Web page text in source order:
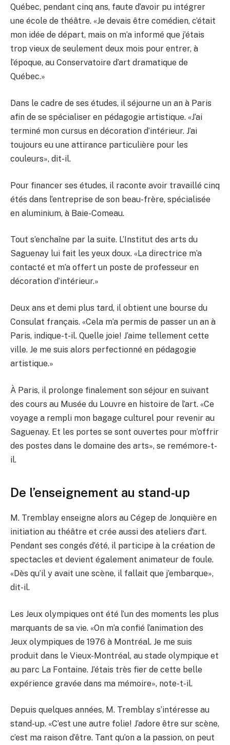
Québec, pendant cinq ans, faute d’avoir pu intégrer
une école de théâtre. «Je devais être comédien, c’était
mon idée de départ, mais on m’a informé que j’étais
trop vieux de seulement deux mois pour entrer, à
l’époque, au Conservatoire d’art dramatique de
Québec.»
Dans le cadre de ses études, il séjourne un an à Paris
afin de se spécialiser en pédagogie artistique. «J’ai
terminé mon cursus en décoration d’intérieur. J’ai
toujours eu une attirance particulière pour les
couleurs», dit-il.
Pour financer ses études, il raconte avoir travaillé cinq
étés dans l’entreprise de son beau-frère, spécialisée
en aluminium, à Baie-Comeau.
Tout s’enchaîne par la suite. L’Institut des arts du
Saguenay lui fait les yeux doux. «La directrice m’a
contacté et m’a offert un poste de professeur en
décoration d’intérieur.»
Deux ans et demi plus tard, il obtient une bourse du
Consulat français. «Cela m’a permis de passer un an à
Paris, indique-t-il. Quelle joie! J’aime tellement cette
ville. Je me suis alors perfectionné en pédagogie
artistique.»
À Paris, il prolonge finalement son séjour en suivant
des cours au Musée du Louvre en histoire de l’art. «Ce
voyage a rempli mon bagage culturel pour revenir au
Saguenay. Et les portes se sont ouvertes pour m’offrir
des postes dans le domaine des arts», se remémore-t-
il.
De l’enseignement au stand-up
M. Tremblay enseigne alors au Cégep de Jonquière en
initiation au théâtre et crée aussi des ateliers d’art.
Pendant ses congés d’été, il participe à la création de
spectacles et devient également animateur de foule.
«Dès qu’il y avait une scène, il fallait que j’embarque»,
dit-il.
Les Jeux olympiques ont été l’un des moments les plus
marquants de sa vie. «On m’a confié l’animation des
Jeux olympiques de 1976 à Montréal. Je me suis
produit dans le Vieux-Montréal, au stade olympique et
au parc La Fontaine. J’étais très fier de cette belle
expérience gravée dans ma mémoire», note-t-il.
Depuis quelques années, M. Tremblay s’intéresse au
stand-up. «C’est une autre folie! J’adore être sur scène,
c’est ma raison d’être. Tant qu’on a la passion, on peut